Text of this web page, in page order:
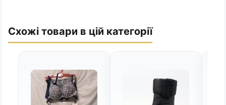
Схожі товари в цій категорії